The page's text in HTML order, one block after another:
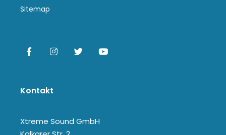
Sitemap
Kontakt
Xtreme Sound GmbH